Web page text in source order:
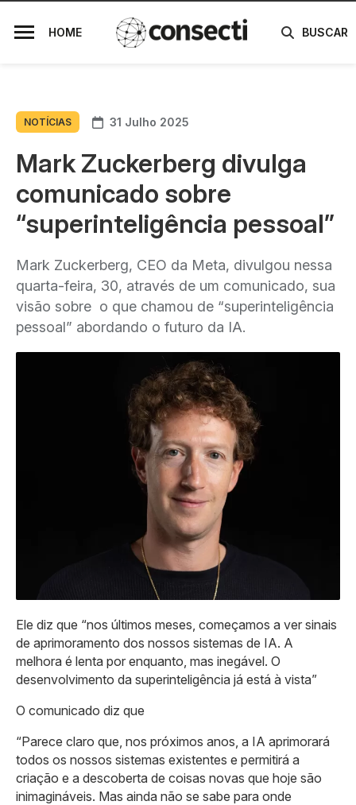
HOME BUSCAR
NOTÍCIAS 31 Julho 2025
Mark Zuckerberg divulga
comunicado sobre
“superinteligência pessoal”
Mark Zuckerberg, CEO da Meta, divulgou nessa
quarta-feira, 30, através de um comunicado, sua
visão sobre o que chamou de “superinteligência
pessoal” abordando o futuro da IA.
Ele diz que “nos últimos meses, começamos a ver sinais
de aprimoramento dos nossos sistemas de IA. A
melhora é lenta por enquanto, mas inegável. O
desenvolvimento da superinteligência já está à vista”
O comunicado diz que
“Parece claro que, nos próximos anos, a IA aprimorará
todos os nossos sistemas existentes e permitirá a
criação e a descoberta de coisas novas que hoje são
inimagináveis. Mas ainda não se sabe para onde